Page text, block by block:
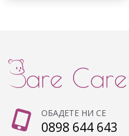
ОБАДЕТЕ НИ СЕ
0898 644 643